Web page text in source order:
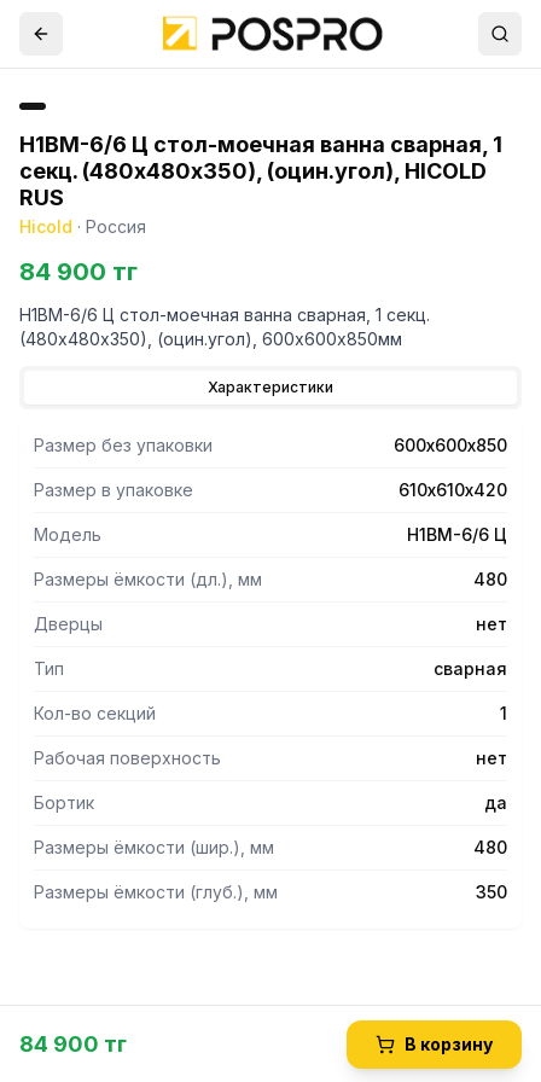
Н1ВМ-6/6 Ц стол-моечная ванна сварная, 1
секц. (480х480х350), (оцин.угол), HICOLD
RUS
Hicold · Россия
84 900 тг
Н1ВМ-6/6 Ц стол-моечная ванна сварная, 1 секц.
(480х480х350), (оцин.угол), 600х600х850мм
Характеристики
Размер без упаковки 600х600х850
Размер в упаковке 610х610х420
Модель Н1ВМ-6/6 Ц
Размеры ёмкости (дл.), мм 480
Дверцы нет
Тип сварная
Кол-во секций 1
Рабочая поверхность нет
Бортик да
Размеры ёмкости (шир.), мм 480
Размеры ёмкости (глуб.), мм 350
84 900 тг В корзину